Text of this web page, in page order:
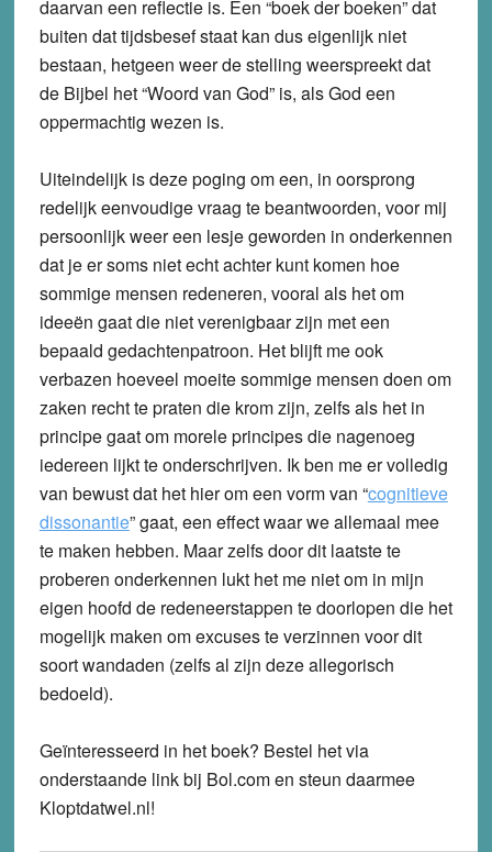
daarvan een reflectie is. Een “boek der boeken” dat
buiten dat tijdsbesef staat kan dus eigenlijk niet
bestaan, hetgeen weer de stelling weerspreekt dat
de Bijbel het “Woord van God” is, als God een
oppermachtig wezen is.
Uiteindelijk is deze poging om een, in oorsprong
redelijk eenvoudige vraag te beantwoorden, voor mij
persoonlijk weer een lesje geworden in onderkennen
dat je er soms niet echt achter kunt komen hoe
sommige mensen redeneren, vooral als het om
ideeën gaat die niet verenigbaar zijn met een
bepaald gedachtenpatroon. Het blijft me ook
verbazen hoeveel moeite sommige mensen doen om
zaken recht te praten die krom zijn, zelfs als het in
principe gaat om morele principes die nagenoeg
iedereen lijkt te onderschrijven. Ik ben me er volledig
van bewust dat het hier om een vorm van “cognitieve
dissonantie” gaat, een effect waar we allemaal mee
te maken hebben. Maar zelfs door dit laatste te
proberen onderkennen lukt het me niet om in mijn
eigen hoofd de redeneerstappen te doorlopen die het
mogelijk maken om excuses te verzinnen voor dit
soort wandaden (zelfs al zijn deze allegorisch
bedoeld).
Geïnteresseerd in het boek? Bestel het via
onderstaande link bij Bol.com en steun daarmee
Kloptdatwel.nl!